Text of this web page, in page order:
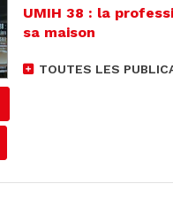
UMIH 38 : la
sa maison
TOUTES LES